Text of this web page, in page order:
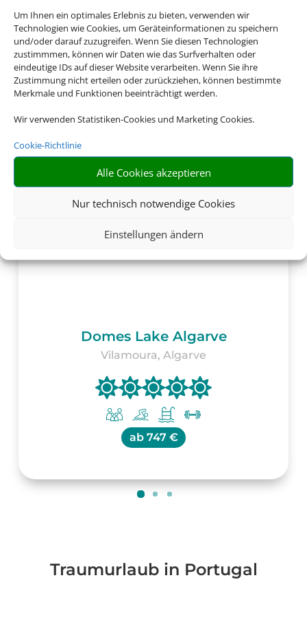
Um Ihnen ein optimales Erlebnis zu bieten, verwenden wir
Technologien wie Cookies, um Geräteinformationen zu speichern
und/oder darauf zuzugreifen. Wenn Sie diesen Technologien
zustimmmen, können wir Daten wie das Surfverhalten oder
eindeutige IDs auf dieser Website verarbeiten. Wenn Sie ihre
Zustimmung nicht erteilen oder zurückziehen, können bestimmte
Merkmale und Funktionen beeinträchtigt werden.
Wir verwenden Statistiken-Cookies und Marketing Cookies.
Cookie-Richtlinie
Alle Cookies akzeptieren
Nur technisch notwendige Cookies
Einstellungen ändern
Domes Lake Algarve
Vilamoura, Algarve
ab 747 €
Traumurlaub in Portugal